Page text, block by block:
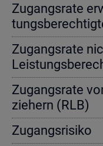
Zu­gangs­ra­te
Zu­gangs­ra­te
Zu­gangs­ra­te
zie­hern (RLB)
Zu­gangs­ri­si­ko